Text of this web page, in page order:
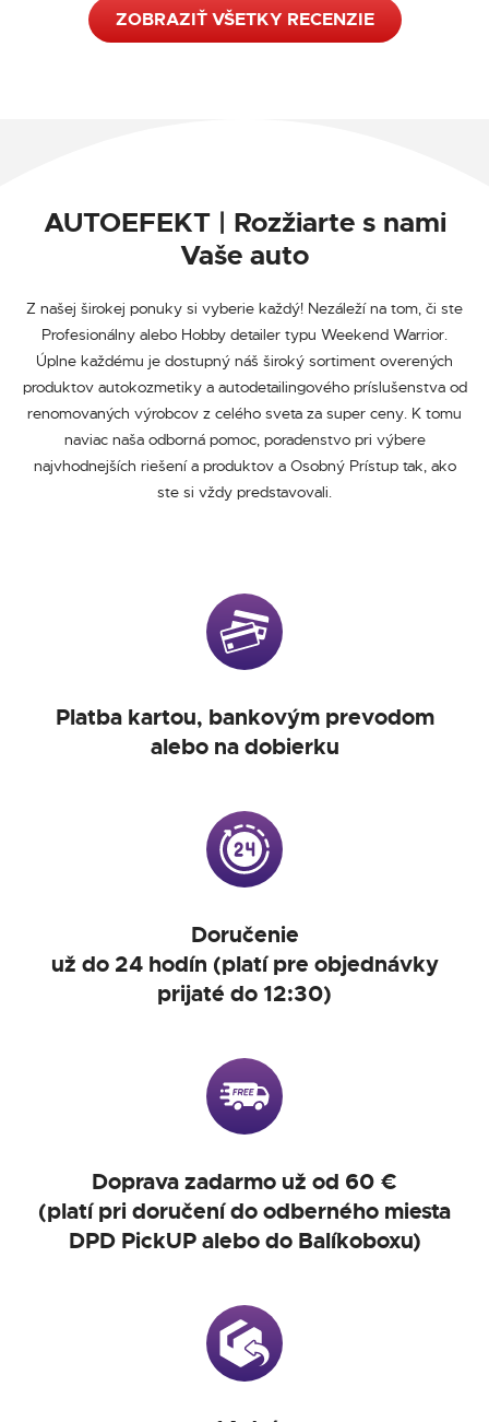
ZOBRAZIŤ VŠETKY RECENZIE
AUTOEFEKT | Rozžiarte s nami
Vaše auto
Z našej širokej ponuky si vyberie každý! Nezáleží na tom, či ste
Profesionálny alebo Hobby detailer typu Weekend Warrior.
Úplne každému je dostupný náš široký sortiment overených
produktov autokozmetiky a autodetailingového príslušenstva od
renomovaných výrobcov z celého sveta za super ceny. K tomu
naviac naša odborná pomoc, poradenstvo pri výbere
najvhodnejších riešení a produktov a Osobný Prístup tak, ako
ste si vždy predstavovali.
Platba kartou, bankovým prevodom
alebo na dobierku
Doručenie
už do 24 hodín (platí pre objednávky
prijaté do 12:30)
Doprava zadarmo už od 60 €
(platí pri doručení do odberného miesta
DPD PickUP alebo do Balíkoboxu)